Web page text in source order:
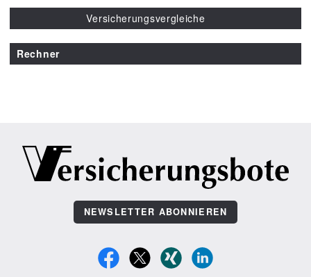
Versicherungsvergleiche
Rechner
NEWSLETTER ABONNIEREN